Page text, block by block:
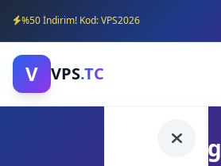
%50 İndirim! Kod: VPS2026
V VPS.TC
Hosting